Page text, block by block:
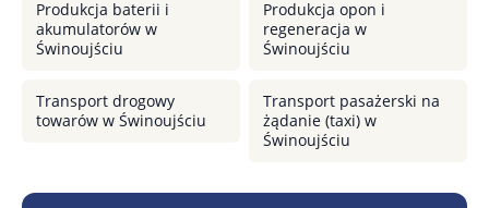
Produkcja baterii i
akumulatorów w
Świnoujściu
Produkcja opon i
regeneracja w
Świnoujściu
Transport drogowy
towarów w Świnoujściu
Transport pasażerski na
żądanie (taxi) w
Świnoujściu